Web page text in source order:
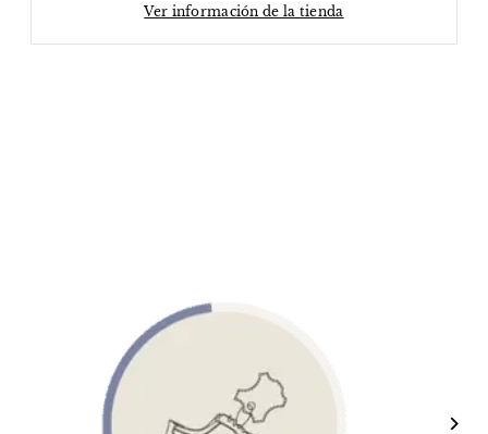
Ver información de la tienda